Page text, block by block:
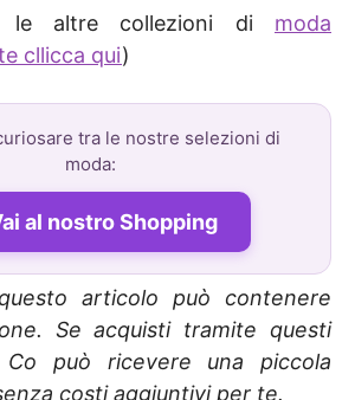
le altre collezioni di moda
cllicca qui)
tra le nostre selezioni di
moda:
al nostro Shopping
articolo può contenere
Se acquisti tramite questi
può ricevere una piccola
costi aggiuntivi per te.